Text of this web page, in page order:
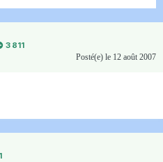
3 811
Posté(e) le 12 août 2007